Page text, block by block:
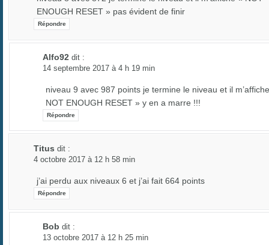
ENOUGH RESET » pas évident de finir
Répondre
Alfo92 dit :
14 septembre 2017 à 4 h 19 min
niveau 9 avec 987 points je termine le niveau et il
NOT ENOUGH RESET » y en a marre !!!
Répondre
Titus dit :
4 octobre 2017 à 12 h 58 min
j’ai perdu aux niveaux 6 et j’ai fait 664 points
Répondre
Bob dit :
13 octobre 2017 à 12 h 25 min